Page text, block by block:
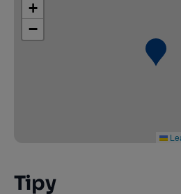
+
−
Tipy